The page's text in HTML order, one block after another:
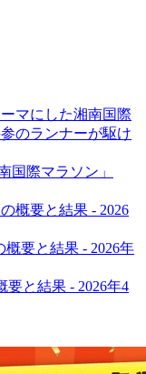
マにした湘南国際
のランナーが駆け
国際マラソン」
概要と結果 - 2026
概要と結果 - 2026年
要と結果 - 2026年4